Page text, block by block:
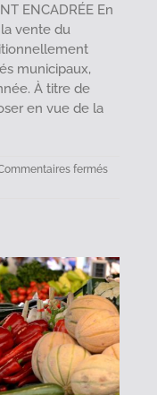
ENCADRÉE En
la vente du
municipaux,
À titre de
en vue de la
ferméssur